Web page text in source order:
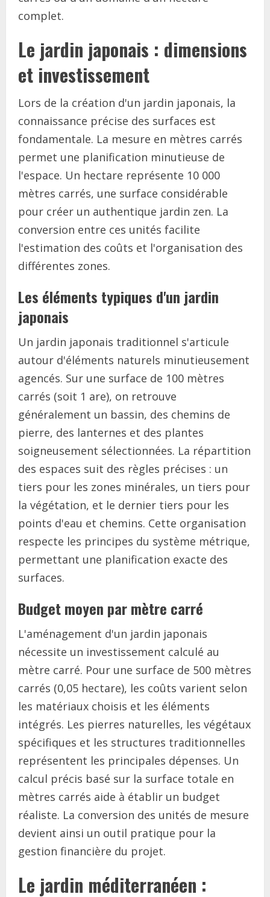
complet.
Le jardin japonais : dimensions
et investissement
Lors de la création d'un jardin japonais, la
connaissance précise des surfaces est
fondamentale. La mesure en mètres carrés
permet une planification minutieuse de
l'espace. Un hectare représente 10 000
mètres carrés, une surface considérable
pour créer un authentique jardin zen. La
conversion entre ces unités facilite
l'estimation des coûts et l'organisation des
différentes zones.
Les éléments typiques d'un jardin
japonais
Un jardin japonais traditionnel s'articule
autour d'éléments naturels minutieusement
agencés. Sur une surface de 100 mètres
carrés (soit 1 are), on retrouve
généralement un bassin, des chemins de
pierre, des lanternes et des plantes
soigneusement sélectionnées. La répartition
des espaces suit des règles précises : un
tiers pour les zones minérales, un tiers pour
la végétation, et le dernier tiers pour les
points d'eau et chemins. Cette organisation
respecte les principes du système métrique,
permettant une planification exacte des
surfaces.
Budget moyen par mètre carré
L'aménagement d'un jardin japonais
nécessite un investissement calculé au
mètre carré. Pour une surface de 500 mètres
carrés (0,05 hectare), les coûts varient selon
les matériaux choisis et les éléments
intégrés. Les pierres naturelles, les végétaux
spécifiques et les structures traditionnelles
représentent les principales dépenses. Un
calcul précis basé sur la surface totale en
mètres carrés aide à établir un budget
réaliste. La conversion des unités de mesure
devient ainsi un outil pratique pour la
gestion financière du projet.
Le jardin méditerranéen :